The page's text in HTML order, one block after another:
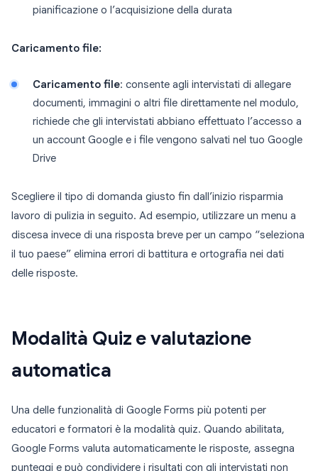
pianificazione o l’acquisizione della durata
Caricamento file:
Caricamento file: consente agli intervistati di allegare
documenti, immagini o altri file direttamente nel modulo,
richiede che gli intervistati abbiano effettuato l’accesso a
un account Google e i file vengono salvati nel tuo Google
Drive
Scegliere il tipo di domanda giusto fin dall’inizio risparmia
lavoro di pulizia in seguito. Ad esempio, utilizzare un menu a
discesa invece di una risposta breve per un campo “seleziona
il tuo paese” elimina errori di battitura e ortografia nei dati
delle risposte.
Modalità Quiz e valutazione
automatica
Una delle funzionalità di Google Forms più potenti per
educatori e formatori è la modalità quiz. Quando abilitata,
Google Forms valuta automaticamente le risposte, assegna
punteggi e può condividere i risultati con gli intervistati non